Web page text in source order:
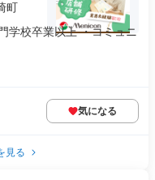
町
学校卒業以上 ・コミュニ
気になる
見る